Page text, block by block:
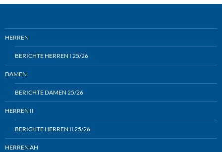
HERREN
BERICHTE HERREN I 25/26
DAMEN
BERICHTE DAMEN 25/26
HERREN II
BERICHTE HERREN II 25/26
HERREN AH